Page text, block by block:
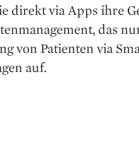
direkt via Apps ihre
das
von Patienten via
auf.